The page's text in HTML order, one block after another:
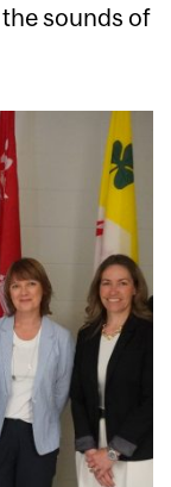
sounds of